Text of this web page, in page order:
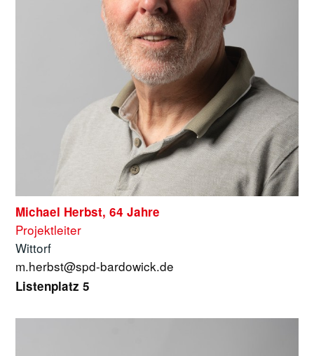
Michael Herbst, 64 Jahre
Projektleiter
Wittorf
m.herbst@spd-bardowick.de
Listenplatz 5